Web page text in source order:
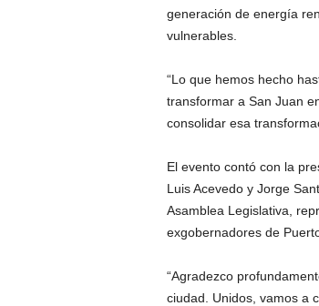
generación de energía
vulnerables.
“Lo que hemos hecho
transformar a San Juan
consolidar esa
El evento contó con la
Luis Acevedo y Jorge
Asamblea Legislativa,
exgobernadores de
“Agradezco
ciudad. Unidos, vamos a